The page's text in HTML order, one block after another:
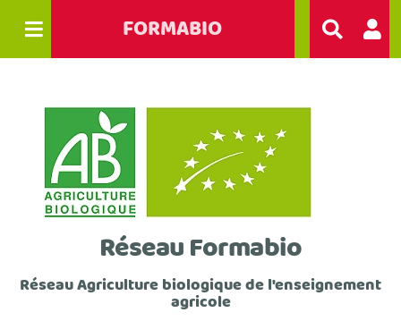
FORMABIO
Réseau Formabio
Réseau Agriculture biologique de l'enseignement
agricole